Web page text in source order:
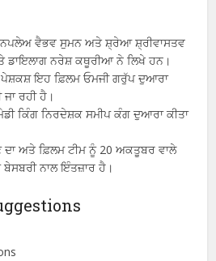
ਵੈਭਵ ਸੁਮਨ ਅਤੇ ਸ਼੍ਰੇਆ ਸ਼੍ਰੀਵਾਸਤਵ
ਨਰੇਸ਼ ਕਥੂਰੀਆ ਨੇ ਲਿਖੇ ਹਨ।
ਇਹ ਫ਼ਿਲਮ ਓਮਜੀ ਗਰੁੱਪ ਦੁਆਰਾ
ਜਾ ਰਹੀ ਹੈ।
ਕਿੰਗ ਨਿਰਦੇਸ਼ਕ ਸਮੀਪ ਕੰਗ ਦੁਆਰਾ ਕੀਤਾ
ਦਾ ਅਤੇ ਫ਼ਿਲਮ ਟੀਮ ਨੂੰ 20 ਅਕਤੂਬਰ ਵਾਲੇ
ਨਾਲ ਇੰਤਜ਼ਾਰ ਹੈ।